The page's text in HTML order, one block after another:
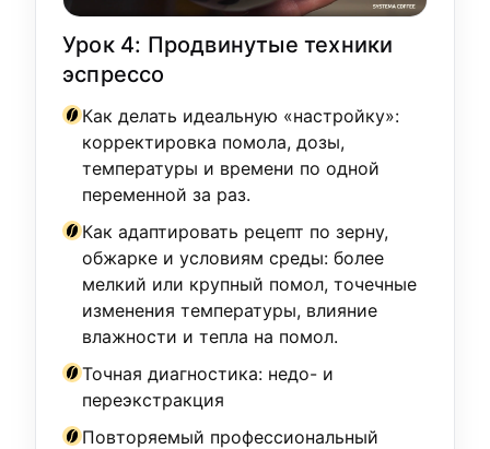
Урок 4: Продвинутые техники
эспрессо
Как делать идеальную «настройку»:
корректировка помола, дозы,
температуры и времени по одной
переменной за раз.
Как адаптировать рецепт по зерну,
обжарке и условиям среды: более
мелкий или крупный помол, точечные
изменения температуры, влияние
влажности и тепла на помол.
Точная диагностика: недо- и
переэкстракция
Повторяемый профессиональный